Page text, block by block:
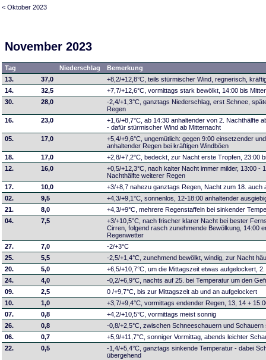
< Oktober 2023
November 2023
Tag Niederschlag
Bemerkung
13.
37,0
+8,2/+12,8°C, teils stürmischer Wind, regnerisch,
14.
32,5
+7,7/+12,6°C, vormittags stark bewölkt, 14:00 bis
30.
28,0
-2,4/+1,3°C, ganztags Niederschlag, erst Schnee,
Regen
16.
23,0
+1,6/+8,7°C, ab 14:30 anhaltender von 2. Nachthälfte
- dafür stürmischer Wind ab Mitternacht
05.
17,0
+5,4/+9,6°C, ungemütlich: gegen 9:00 einsetzender
anhaltender Regen bei kräftigen Windböen
18.
17,0
+2,8/+7,2°C, bedeckt, zur Nacht erste Tropfen, 23:00
12.
16,0
+0,5/+12,3°C, nach kalter Nacht immer milder, 13:00 -
Nachthälfte weiterer Regen
17.
10,0
+3/+8,7 nahezu ganztags Regen, Nacht zum 18. auch
02.
9,5
+4,3/+9,1°C, sonnenlos, 12-18:00 anhaltender
21.
8,0
+4,3/+9°C, mehrere Regenstaffeln bei sinkender
04.
7,5
+3/+10,5°C, nach frischer klarer Nacht bei bester
Cirren, folgend rasch zunehmende Bewölkung, 14:00
Regenwetter
27.
7,0
-2/+3°C
25.
5,5
-2,5/+1,4°C, zunehmend bewölkt, windig, zur Nacht
20.
5,0
+6,5/+10,7°C, um die Mittagszeit etwas aufgelockert,
24.
4,0
-0,2/+6,9°C, nachts auf 25. bei Temperatur um den
09.
2,5
0 /+9,7°C, bis zur Mittagszeit ab und an aufgelockert
10.
1,0
+3,7/+9,4°C, vormittags endender Regen, 13, 14 +
07.
0,8
+4,2/+10,5°C, vormittags meist sonnig
26.
0,8
-0,8/+2,5°C, zwischen Schneeschauern und Schauern
06.
0,7
+5,9/+11,7°C, sonniger Vormittag, abends leichter
22.
0,5
-1,4/+5,4°C, ganztags sinkende Temperatur - dabei
übergehend